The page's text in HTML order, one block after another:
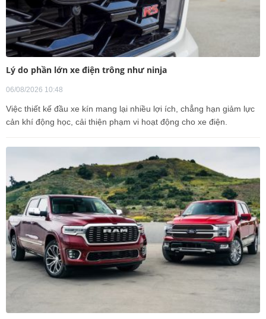
Lý do phần lớn xe điện trông như ninja
06/08/2026 10:48
Việc thiết kế đầu xe kín mang lại nhiều lợi ích, chẳng hạn giảm lực
cản khí động học, cải thiện phạm vi hoạt động cho xe điện.